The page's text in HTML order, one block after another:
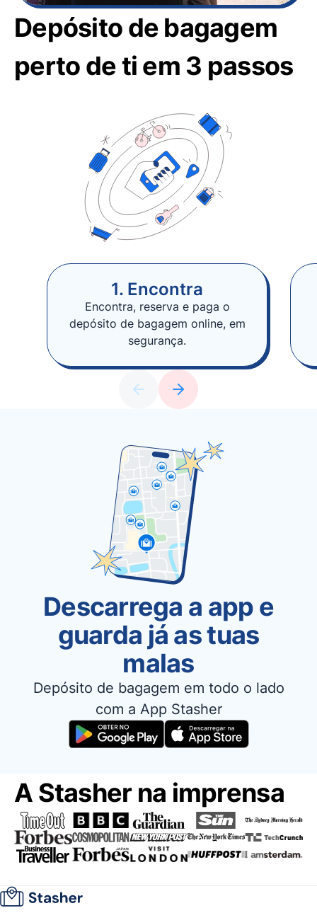
Depósito de bagagem
perto de ti em 3 passos
1. Encontra
Encontra, reserva e paga o
depósito de bagagem online, em
segurança.
Descarrega a app e
guarda já as tuas
malas
Depósito de bagagem em todo o lado
com a App Stasher
A Stasher na imprensa